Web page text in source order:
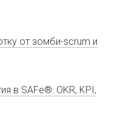
от зомби-scrum и
в SAFe®: OKR, KPI,